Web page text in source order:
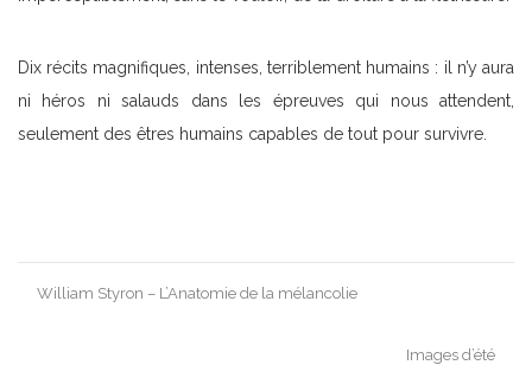
Dix récits magnifiques, intenses, terriblement humains : il n’y aura
ni héros ni salauds dans les épreuves qui nous attendent,
seulement des êtres humains capables de tout pour survivre.
Post
William Styron – L’Anatomie de la mélancolie
Images d’été